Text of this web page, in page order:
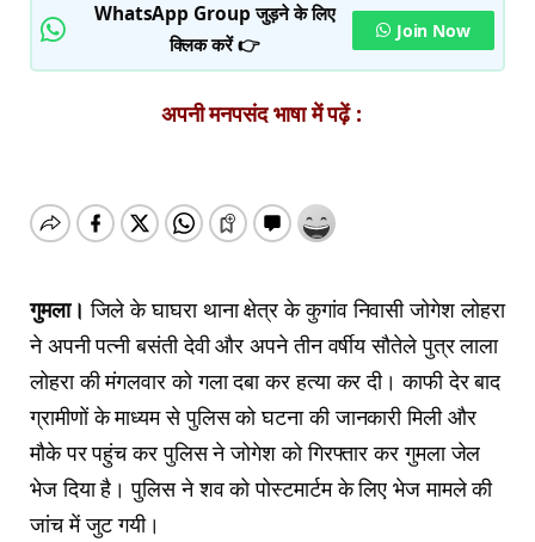
WhatsApp Group जुड़ने के लिए
क्लिक करें 👉
Join Now
अपनी मनपसंद भाषा में पढ़ें :
गुमला। जिले के घाघरा थाना क्षेत्र के कुगांव निवासी जोगेश लोहरा
ने अपनी पत्नी बसंती देवी और अपने तीन वर्षीय सौतेले पुत्र लाला
लोहरा की मंगलवार को गला दबा कर हत्या कर दी। काफी देर बाद
ग्रामीणों के माध्यम से पुलिस को घटना की जानकारी मिली और
मौके पर पहुंच कर पुलिस ने जोगेश को गिरफ्तार कर गुमला जेल
भेज दिया है। पुलिस ने शव को पोस्टमार्टम के लिए भेज मामले की
जांच में जुट गयी।